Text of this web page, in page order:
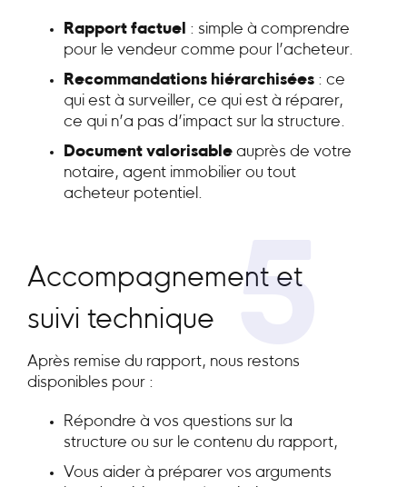
Rapport factuel : simple à comprendre
pour le vendeur comme pour l’acheteur.
Recommandations hiérarchisées : ce
qui est à surveiller, ce qui est à réparer,
ce qui n’a pas d’impact sur la structure.
Document valorisable auprès de votre
notaire, agent immobilier ou tout
acheteur potentiel.
5
Accompagnement et
suivi technique
Après remise du rapport, nous restons
disponibles pour :
Répondre à vos questions sur la
structure ou sur le contenu du rapport,
Vous aider à préparer vos arguments